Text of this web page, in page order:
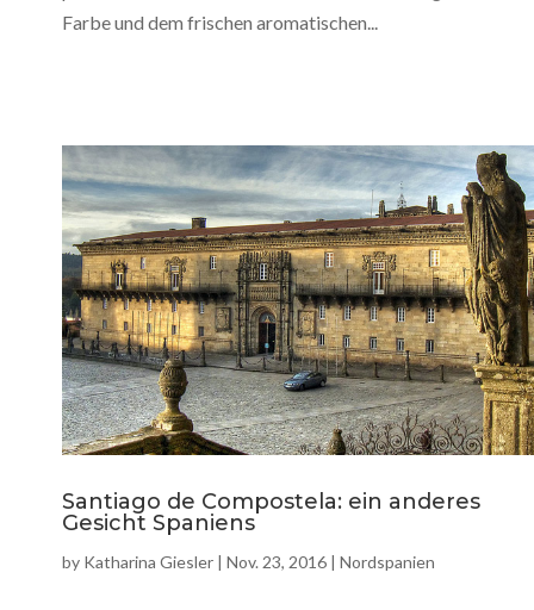
Farbe und dem frischen aromatischen...
Santiago de Compostela: ein anderes
Gesicht Spaniens
by Katharina Giesler | Nov. 23, 2016 | Nordspanien